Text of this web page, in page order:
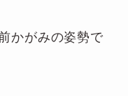
かがみの姿勢で